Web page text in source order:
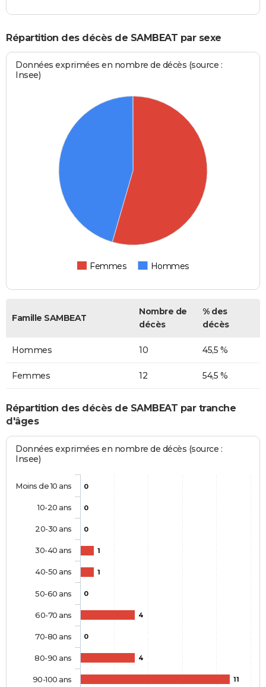
Répartition des décès de SAMBEAT par sexe
Données exprimées en nombre de décès (source :
Insee)
Femmes Hommes
Famille SAMBEAT
Nombre de
décès
% des
décès
Hommes 10 45,5 %
Femmes 12 54,5 %
Répartition des décès de SAMBEAT par tranche
d'âges
Données exprimées en nombre de décès (source :
Insee)
0
0
0
1
1
0
4
0
4
11
Moins de 10 ans
10-20 ans
20-30 ans
30-40 ans
40-50 ans
50-60 ans
60-70 ans
70-80 ans
80-90 ans
90-100 ans